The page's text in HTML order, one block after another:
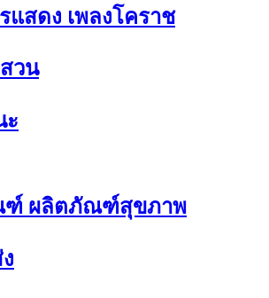
แสดง เพลงโคราช
วน
ะ
ฑ์ ผลิตภัณฑ์สุขภาพ